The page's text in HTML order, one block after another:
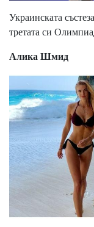
Украинската
третата си
Алика Шмид